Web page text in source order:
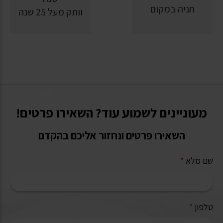
חניה במקום וותק מעל 25 שנה
מעוניינים לשמוע עוד? השאירו פרטים!
השאירו פרטים ונחזור אליכם בהקדם
שם מלא *
טלפון *